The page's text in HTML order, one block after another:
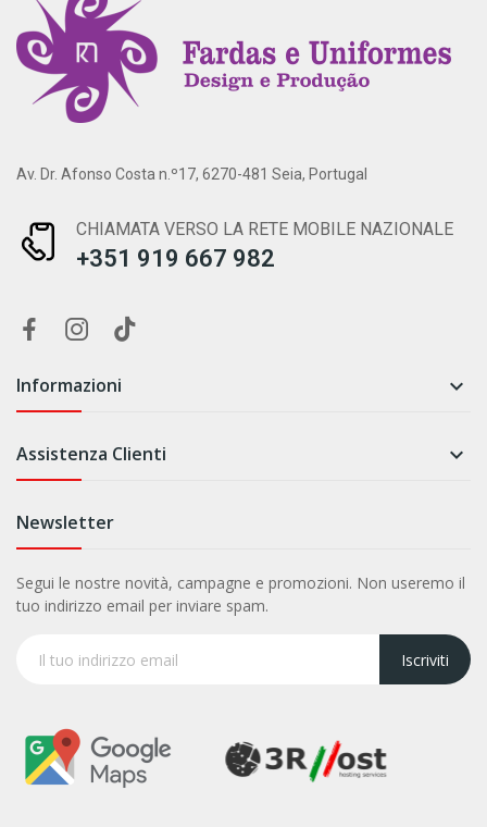
Av. Dr. Afonso Costa n.º17, 6270-481 Seia, Portugal
CHIAMATA VERSO LA RETE MOBILE NAZIONALE
+351 919 667 982
Informazioni 
Assistenza Clienti 
Newsletter
Segui le nostre novità, campagne e promozioni. Non useremo il
tuo indirizzo email per inviare spam.
Iscriviti